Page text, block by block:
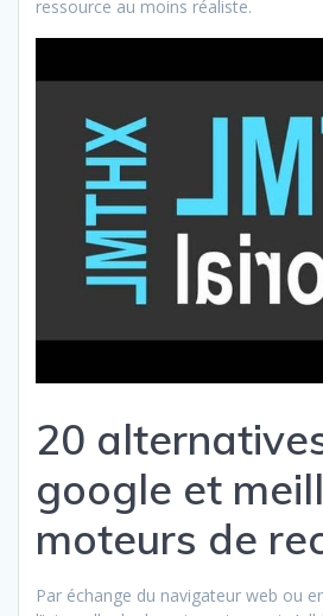
ressource au moins réaliste.
20
google et
moteurs de
Par échange du navigateur web ou